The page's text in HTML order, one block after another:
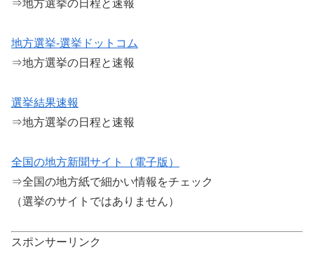
⇒地方選挙の日程と速報
地方選挙-選挙ドットコム
⇒地方選挙の日程と速報
選挙結果速報
⇒地方選挙の日程と速報
全国の地方新聞サイト（電子版）
⇒全国の地方紙で細かい情報をチェック
（選挙のサイトではありません）
スポンサーリンク